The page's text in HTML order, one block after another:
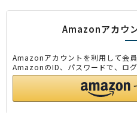
Amazonアカウ
Amazonアカウントを利用して会員
AmazonのID、パスワードで、ログ